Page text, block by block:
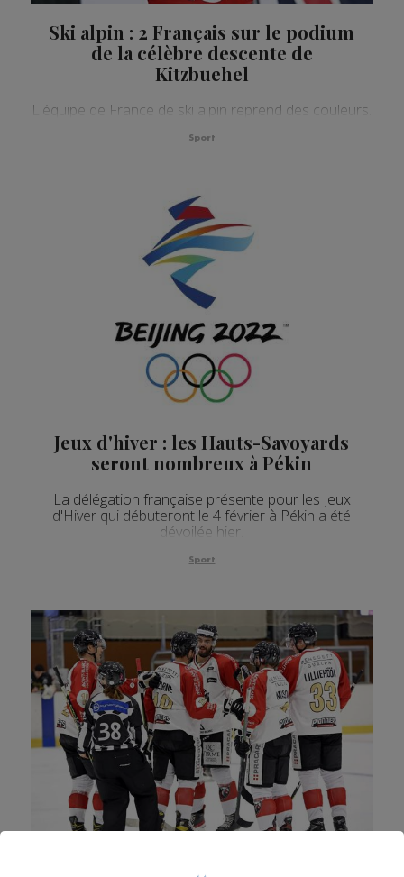
Ski alpin : 2 Français sur le podium
de la célèbre descente de
Kitzbuehel
L'équipe de France de ski alpin reprend des couleurs.
Sport
Jeux d'hiver : les Hauts-Savoyards
seront nombreux à Pékin
La délégation française présente pour les Jeux
d'Hiver qui débuteront le 4 février à Pékin a été
dévoilée hier.
Sport